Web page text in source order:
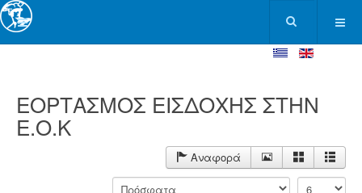
ΕΟΡΤΑΣΜΟΣ ΕΙΣΔΟΧΗΣ ΣΤΗΝ
Ε.Ο.Κ
Αναφορά